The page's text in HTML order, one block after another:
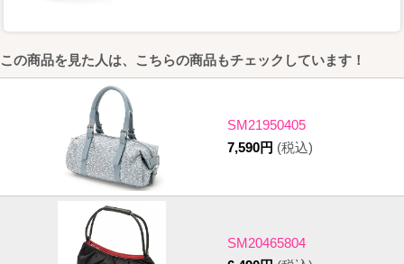
この商品を見た人は、こちらの商品もチェックしています！
SM21950405
7,590円 (税込)
SM20465804